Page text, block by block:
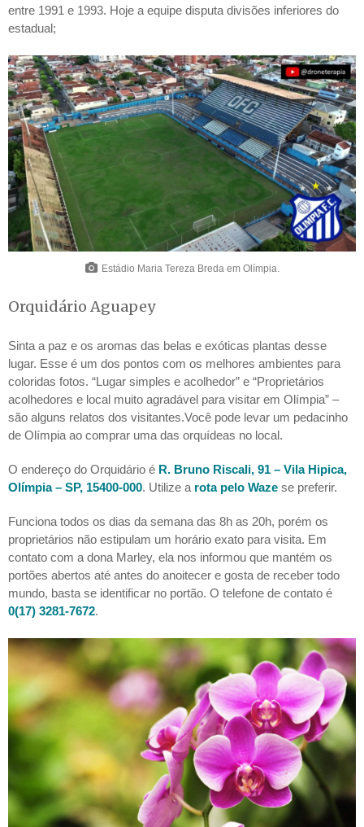
entre 1991 e 1993. Hoje a equipe disputa divisões inferiores do
estadual;
Estádio Maria Tereza Breda em Olímpia.
Orquidário Aguapey
Sinta a paz e os aromas das belas e exóticas plantas desse
lugar. Esse é um dos pontos com os melhores ambientes para
coloridas fotos. “Lugar simples e acolhedor” e “Proprietários
acolhedores e local muito agradável para visitar em Olímpia” –
são alguns relatos dos visitantes.Você pode levar um pedacinho
de Olímpia ao comprar uma das orquídeas no local.
O endereço do Orquidário é R. Bruno Riscali, 91 – Vila Hipica,
Olímpia – SP, 15400-000. Utilize a rota pelo Waze se preferir.
Funciona todos os dias da semana das 8h as 20h, porém os
proprietários não estipulam um horário exato para visita. Em
contato com a dona Marley, ela nos informou que mantém os
portões abertos até antes do anoitecer e gosta de receber todo
mundo, basta se identificar no portão. O telefone de contato é
0(17) 3281-7672.